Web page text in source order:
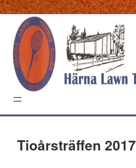
Hoppa
till
Tioårsträffen 2017